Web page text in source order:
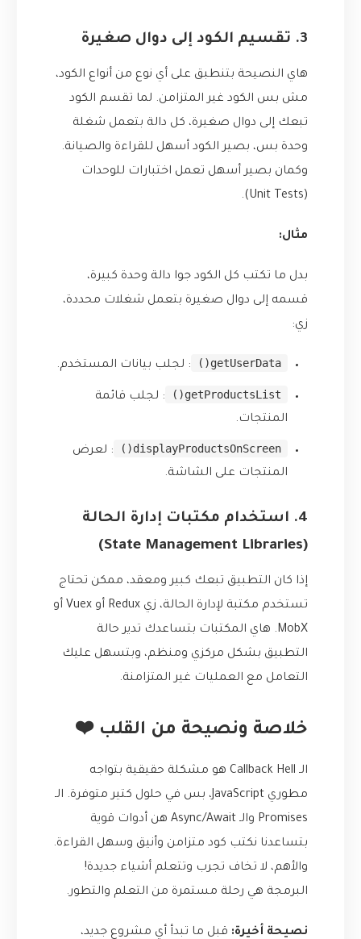
3. تقسيم الكود إلى دوال صغيرة
هاي النصيحة بتنطبق على أي نوع من أنواع الكود،
مش بس الكود غير المتزامن. لما تقسم الكود
تبعك إلى دوال صغيرة، كل دالة بتعمل شغلة
وحدة بس، بصير الكود أسهل للقراءة والصيانة.
وكمان بصير أسهل تعمل اختبارات للوحدات
(Unit Tests).
مثال:
بدل ما تكتب كل الكود جوا دالة وحدة كبيرة،
قسمه إلى دوال صغيرة بتعمل شغلات محددة،
زي:
getUserData() : لجلب بيانات المستخدم.
getProductsList()
: لجلب قائمة
المنتجات.
displayProductsOnScreen()
: لعرض
المنتجات على الشاشة.
4. استخدام مكتبات إدارة الحالة
(State Management Libraries)
إذا كان التطبيق تبعك كبير ومعقد، ممكن تحتاج
تستخدم مكتبة لإدارة الحالة، زي Redux أو Vuex أو
MobX. هاي المكتبات بتساعدك تدير حالة
التطبيق بشكل مركزي ومنظم، وبتسهل عليك
التعامل مع العمليات غير المتزامنة.
خلاصة ونصيحة من القلب ❤️
الـ Callback Hell هو مشكلة حقيقية بتواجه
مطوري JavaScript، بس في حلول كتير متوفرة. الـ
Promises والـ Async/Await هن أدوات قوية
بتساعدنا نكتب كود متزامن وأنيق وسهل القراءة.
والأهم، لا تخاف تجرب وتتعلم أشياء جديدة!
البرمجة هي رحلة مستمرة من التعلم والتطور.
نصيحة أخيرة: قبل ما تبدأ أي مشروع جديد،